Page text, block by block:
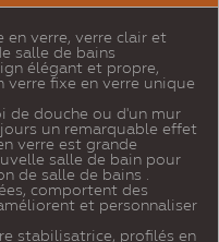
en verre, verre clair et
salle de bains
élégant et propre,
verre fixe en verre unique
de douche ou d'un mur
un remarquable effet
verre est grande
salle de bain pour
de salle de bains .
comportent des
et personnaliser
stabilisatrice, profilés en